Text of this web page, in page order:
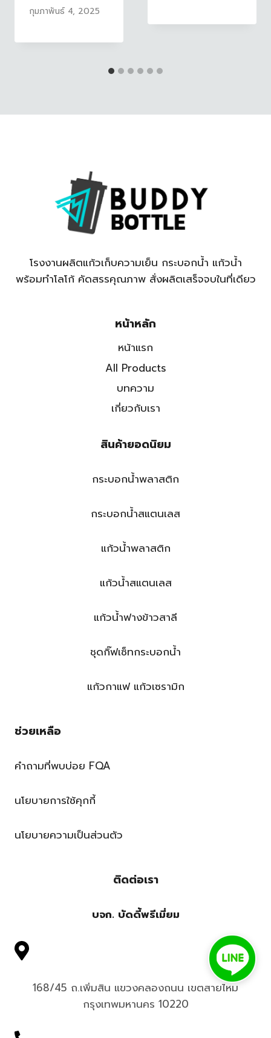
กุมภาพันธ์ 4, 2025
โรงงานผลิตแก้วเก็บความเย็น กระบอกน้ำ แก้วน้ำ
พร้อมทำโลโก้ คัดสรรคุณภาพ สั่งผลิตเสร็จจบในที่เดียว
หน้าหลัก
หน้าแรก
All Products
บทความ
เกี่ยวกับเรา
สินค้ายอดนิยม
กระบอกน้ำพลาสติก
กระบอกน้ำสแตนเลส
แก้วน้ำพลาสติก
แก้วน้ำสแตนเลส
แก้วน้ำฟางข้าวสาลี
ชุดกิ๊ฟเซ็ทกระบอกน้ำ
แก้วกาแฟ แก้วเซรามิก
ช่วยเหลือ
คำถามที่พบบ่อย FQA
นโยบายการใช้คุกกี้
นโยบายความเป็นส่วนตัว
ติดต่อเรา
บจก. บัดดี้พรีเมี่ยม
168/45 ถ.เพิ่มสิน แขวงคลองถนน เขตสายไหม
กรุงเทพมหานคร 10220